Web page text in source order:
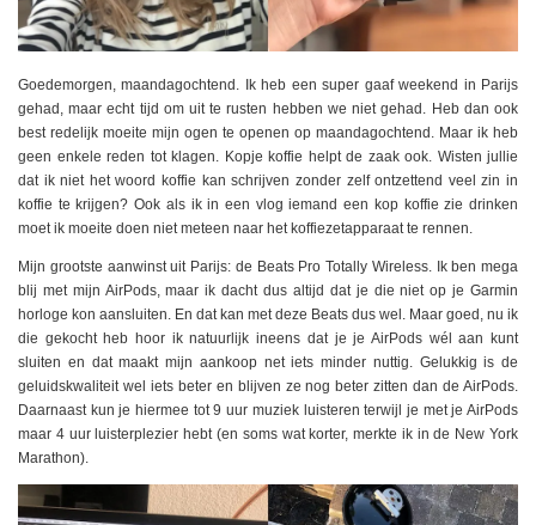
Goedemorgen, maandagochtend. Ik heb een super gaaf weekend in Parijs
gehad, maar echt tijd om uit te rusten hebben we niet gehad. Heb dan ook
best redelijk moeite mijn ogen te openen op maandagochtend. Maar ik heb
geen enkele reden tot klagen. Kopje koffie helpt de zaak ook. Wisten jullie
dat ik niet het woord koffie kan schrijven zonder zelf ontzettend veel zin in
koffie te krijgen? Ook als ik in een vlog iemand een kop koffie zie drinken
moet ik moeite doen niet meteen naar het koffiezetapparaat te rennen.
Mijn grootste aanwinst uit Parijs: de Beats Pro Totally Wireless. Ik ben mega
blij met mijn AirPods, maar ik dacht dus altijd dat je die niet op je Garmin
horloge kon aansluiten. En dat kan met deze Beats dus wel. Maar goed, nu ik
die gekocht heb hoor ik natuurlijk ineens dat je je AirPods wél aan kunt
sluiten en dat maakt mijn aankoop net iets minder nuttig. Gelukkig is de
geluidskwaliteit wel iets beter en blijven ze nog beter zitten dan de AirPods.
Daarnaast kun je hiermee tot 9 uur muziek luisteren terwijl je met je AirPods
maar 4 uur luisterplezier hebt (en soms wat korter, merkte ik in de New York
Marathon).